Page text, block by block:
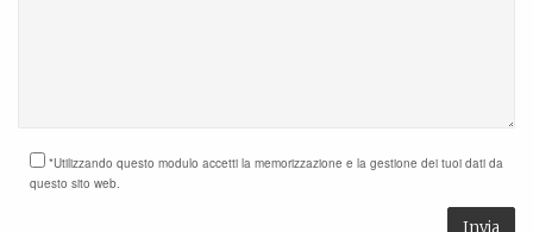
*Utilizzando questo modulo accetti la memorizzazione e la gestione dei tuoi dati da
questo sito web.